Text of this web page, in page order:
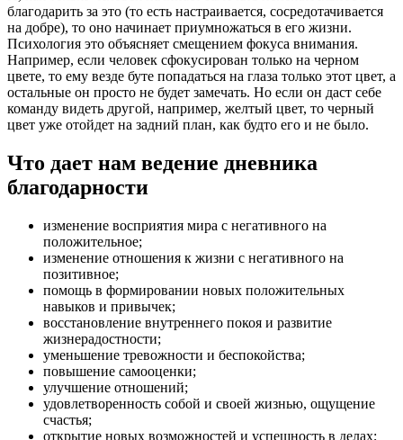
благодарить за это (то есть настраивается, сосредотачивается
на добре), то оно начинает приумножаться в его жизни.
Психология это объясняет смещением фокуса внимания.
Например, если человек сфокусирован только на черном
цвете, то ему везде буте попадаться на глаза только этот цвет, а
остальные он просто не будет замечать. Но если он даст себе
команду видеть другой, например, желтый цвет, то черный
цвет уже отойдет на задний план, как будто его и не было.
Что дает нам ведение дневника
благодарности
изменение восприятия мира с негативного на
положительное;
изменение отношения к жизни с негативного на
позитивное;
помощь в формировании новых положительных
навыков и привычек;
восстановление внутреннего покоя и развитие
жизнерадостности;
уменьшение тревожности и беспокойства;
повышение самооценки;
улучшение отношений;
удовлетворенность собой и своей жизнью, ощущение
счастья;
открытие новых возможностей и успешность в делах;